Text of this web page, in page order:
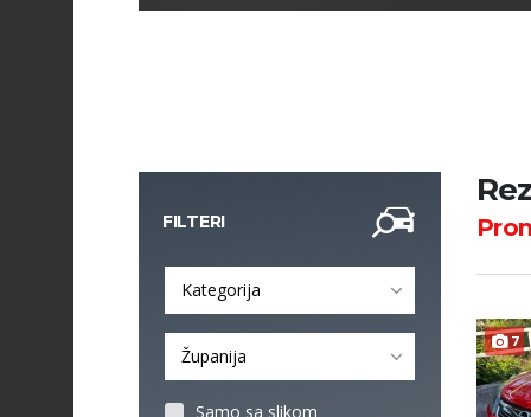
FILTERI
Kategorija
Županija
Samo sa slikom
7